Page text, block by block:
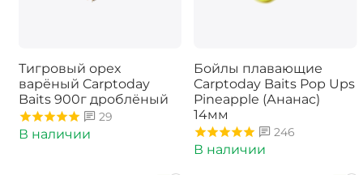
Тигровый орех
варёный Carptoday
Baits 900г дроблёный
29
В наличии
Бойлы плавающие
Carptoday Baits Pop Ups
Pineapple (Ананас)
14мм
246
В наличии